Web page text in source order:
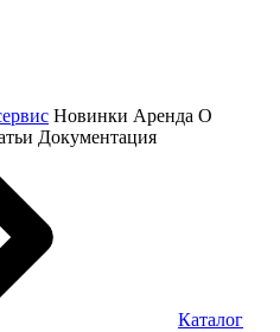
Новинки Аренда О
Документация
Каталог